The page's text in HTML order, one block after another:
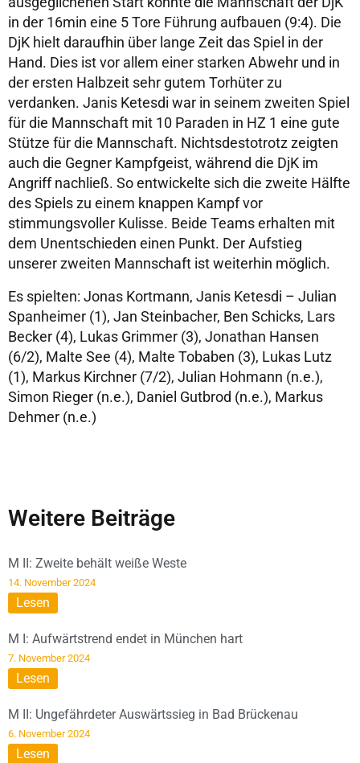
in der 16min eine 5 Tore Führung aufbauen (9:4). Die
DjK hielt daraufhin über lange Zeit das Spiel in der
Hand. Dies ist vor allem einer starken Abwehr und in
der ersten Halbzeit sehr gutem Torhüter zu
verdanken. Janis Ketesdi war in seinem zweiten Spiel
für die Mannschaft mit 10 Paraden in HZ 1 eine gute
Stütze für die Mannschaft. Nichtsdestotrotz zeigten
auch die Gegner Kampfgeist, während die DjK im
Angriff nachließ. So entwickelte sich die zweite Hälfte
des Spiels zu einem knappen Kampf vor
stimmungsvoller Kulisse. Beide Teams erhalten mit
dem Unentschieden einen Punkt. Der Aufstieg
unserer zweiten Mannschaft ist weiterhin möglich.
Es spielten: Jonas Kortmann, Janis Ketesdi – Julian
Spanheimer (1), Jan Steinbacher, Ben Schicks, Lars
Becker (4), Lukas Grimmer (3), Jonathan Hansen
(6/2), Malte See (4), Malte Tobaben (3), Lukas Lutz
(1), Markus Kirchner (7/2), Julian Hohmann (n.e.),
Simon Rieger (n.e.), Daniel Gutbrod (n.e.), Markus
Dehmer (n.e.)
Weitere Beiträge
M II: Zweite behält weiße Weste
14. November 2024
Lesen
M I: Aufwärtstrend endet in München hart
7. November 2024
Lesen
M II: Ungefährdeter Auswärtssieg in Bad Brückenau
6. November 2024
Lesen